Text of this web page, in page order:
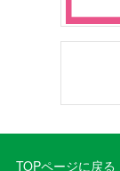
TOPページに戻る